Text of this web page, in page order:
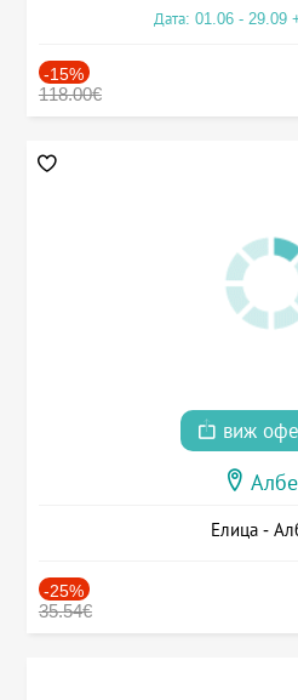
Дата: 01.06 - 29.09
-15%
118.00€
виж
Елица -
-25%
35.54€